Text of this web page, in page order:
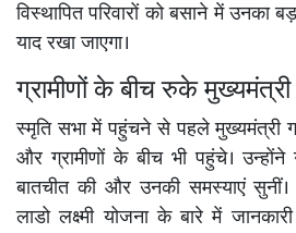
विस्थापित परिवारों को बसाने में उनका
याद रखा जाएगा।
ग्रामीणों के बीच रुके मुख्यमंत्री
स्मृति सभा में पहुंचने से पहले मुख्यमंत्री
और ग्रामीणों के बीच भी पहुंचे।
बातचीत की और उनकी समस्याएं
लाडो लक्ष्मी योजना के बारे में